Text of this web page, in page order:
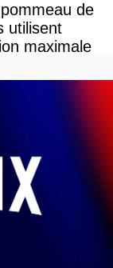
de
utilisent
maximale